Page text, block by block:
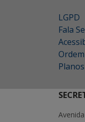
LGPD
Fala